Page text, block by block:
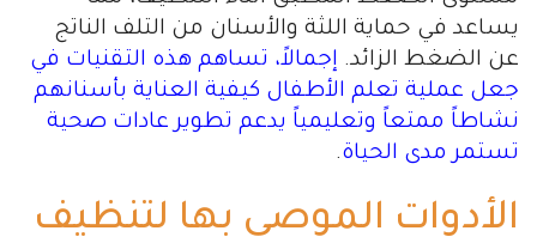
يساعد في حماية اللثة والأسنان من التلف الناتج
عن الضغط الزائد. إجمالاً، تساهم هذه التقنيات في
جعل عملية تعلم الأطفال كيفية العناية بأسنانهم
نشاطاً ممتعاً وتعليمياً يدعم تطوير عادات صحية
تستمر مدى الحياة.
الأدوات الموصى بها لتنظيف